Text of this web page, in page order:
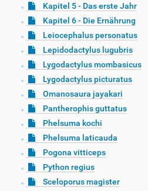
Kapitel 5 - Das erste Jahr
Kapitel 6 - Die Ernährung
Leiocephalus personatus
Lepidodactylus lugubris
Lygodactylus mombasicus
Lygodactylus picturatus
Omanosaura jayakari
Pantherophis guttatus
Phelsuma kochi
Phelsuma laticauda
Pogona vitticeps
Python regius
Sceloporus magister